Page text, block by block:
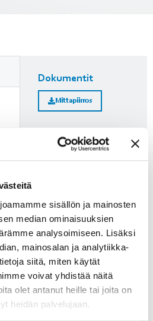
sisällön ja mainosten
median ominaisuuksien
analysoimiseen. Lisäksi
mainosalan ja analytiikka-
siitä, miten käytät
voivat yhdistää näitä
olet antanut heille tai joita on
heidän palvelujaan.
Dokumentit
Mittapiirros
Lisätietoja
125 W puhaltimia. Yli 125 W
puhaltimien kohdalle on
merkitty, läpäiseekö tuote
Suomenkieliset
puhaltimien